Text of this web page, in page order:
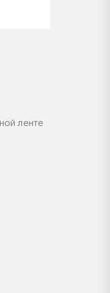
ленте